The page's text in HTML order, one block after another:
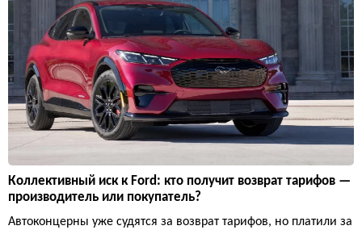
Коллективный иск к Ford: кто получит возврат тарифов —
производитель или покупатель?
Автоконцерны уже судятся за возврат тарифов, но платили за